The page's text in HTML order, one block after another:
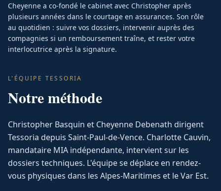
Cheyenne a co-fondé le cabinet avec Christopher après
plusieurs années dans le courtage en assurances. Son rôle
au quotidien : suivre vos dossiers, intervenir auprès des
compagnies si un remboursement traîne, et rester votre
interlocutrice après la signature.
L'ÉQUIPE TESSORIA
Notre méthode
Christopher Basquin et Cheyenne Debenath dirigent
Tessoria depuis Saint-Paul-de-Vence. Charlotte Cauvin,
mandataire MIA indépendante, intervient sur les
dossiers techniques. L'équipe se déplace en rendez-
vous physiques dans les Alpes-Maritimes et le Var Est.